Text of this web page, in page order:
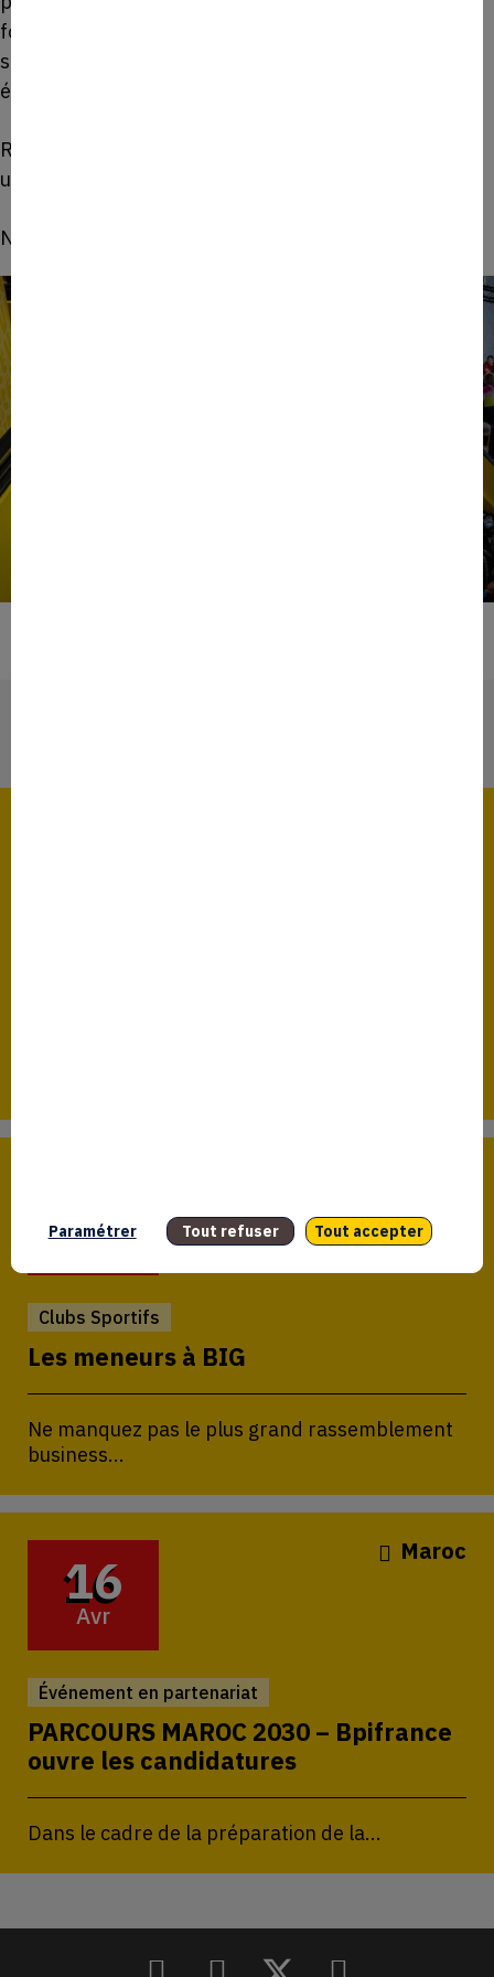
fondamentaux pour créer une entreprise dans la
sportech, entre vision audacieuse et modèle
économique durable.
Retrouvez tout le programme des Meneurs à BIG en
un clic :
N’attendez plus, inscrivez-vous en cliquant
Sep
Clubs Sportifs
Les meneurs à BIG
Ne manquez pas le plus grand rassemblement
business...
16
Avr
Maroc
Événement en partenariat
PARCOURS MAROC 2030 – Bpifrance
ouvre les candidatures
Dans le cadre de la préparation de la...
Paramétrer Tout refuser Tout accepter